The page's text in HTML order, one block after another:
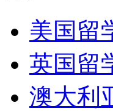
美国留
英国留
澳大利